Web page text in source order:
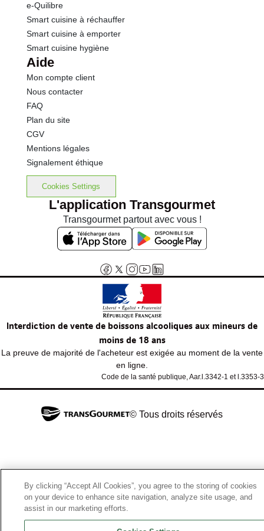
e-Quilibre
Smart cuisine à réchauffer
Smart cuisine à emporter
Smart cuisine hygiène
Aide
Mon compte client
Nous contacter
FAQ
Plan du site
CGV
Mentions légales
Signalement éthique
Cookies Settings
L'application Transgourmet
Transgourmet partout avec vous !
Interdiction de vente de boissons alcooliques aux mineurs de
moins de 18 ans
La preuve de majorité de l'acheteur est exigée au moment de la vente
en ligne.
Code de la santé publique, Aar.l.3342-1 et l.3353-3
© Tous droits réservés
By clicking “Accept All Cookies”, you agree to the storing of cookies
on your device to enhance site navigation, analyze site usage, and
assist in our marketing efforts.